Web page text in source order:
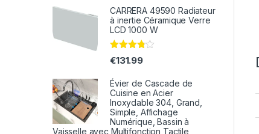
CARRERA 49590 Radiateur
à inertie Céramique Verre
LCD 1000 W
Note
3.71
€131.99
Évier de Cascade de
Cuisine en Acier
Inoxydable 304, Grand,
Simple, Affichage
Numérique, Bassin à
Vaisselle avec Multifonction Tactile